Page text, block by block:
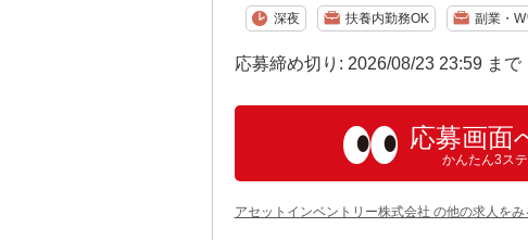
深夜 扶養内勤務OK 副業・
応募締め切り: 2026/08/23 23:59 まで
応募画面
かんたん3ステ
アセットインベントリー株式会社 の他の求人をみ